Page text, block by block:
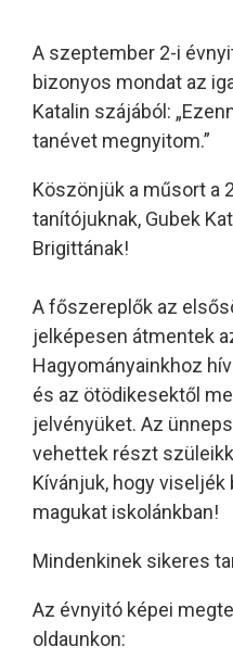
A szeptember 2-i
bizonyos mondat az
Katalin szájából:
tanévet megnyitom.”
Köszönjük a műsort a
tanítójuknak, Gubek
Brigittának!
A főszereplők az
jelképesen átmentek
Hagyományainkhoz
és az ötödikesektől
jelvényüket. Az
vehettek részt
Kívánjuk, hogy
magukat iskolánkban!
Mindenkinek sikeres
Az évnyitó képei
oldaunkon: